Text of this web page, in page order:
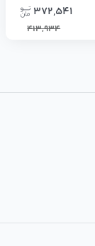
372,541
413,934